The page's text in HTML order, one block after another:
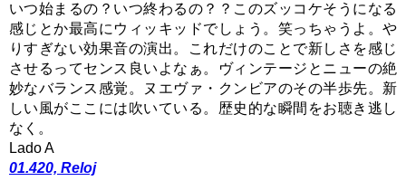
いつ始まるの？いつ終わるの？？このズッコケそうになる
感じとか最高にウィッキッドでしょう。笑っちゃうよ。や
りすぎない効果音の演出。これだけのことで新しさを感じ
させるってセンス良いよなぁ。ヴィンテージとニューの絶
妙なバランス感覚。ヌエヴァ・クンビアのその半歩先。新
しい風がここには吹いている。歴史的な瞬間をお聴き逃し
なく。
Lado A
01.420, Reloj